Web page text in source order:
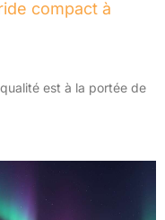
compact à
est à la portée de